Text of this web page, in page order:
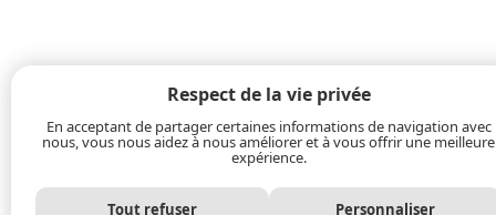
Respect de la vie privée
En acceptant de partager certaines informations de navigation avec
nous, vous nous aidez à nous améliorer et à vous offrir une meilleure
expérience.
Tout refuser Personnaliser